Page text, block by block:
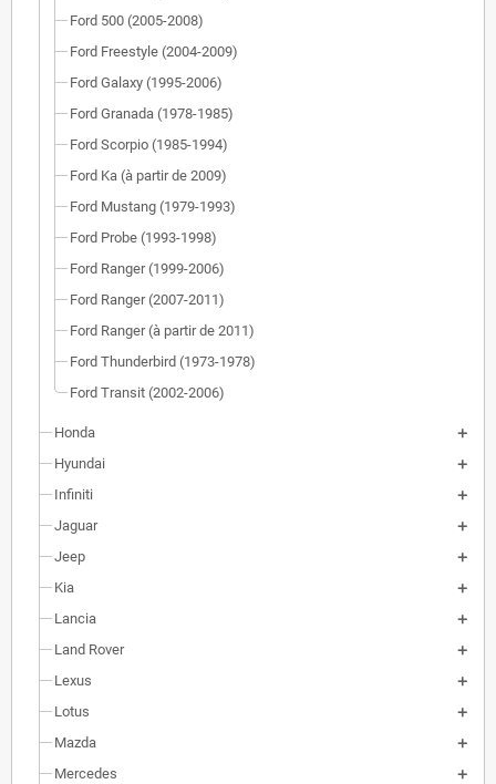
Ford 500 (2005-2008)
Ford Freestyle (2004-2009)
Ford Galaxy (1995-2006)
Ford Granada (1978-1985)
Ford Scorpio (1985-1994)
Ford Ka (à partir de 2009)
Ford Mustang (1979-1993)
Ford Probe (1993-1998)
Ford Ranger (1999-2006)
Ford Ranger (2007-2011)
Ford Ranger (à partir de 2011)
Ford Thunderbird (1973-1978)
Ford Transit (2002-2006)
Honda
Hyundai
Infiniti
Jaguar
Jeep
Kia
Lancia
Land Rover
Lexus
Lotus
Mazda
Mercedes